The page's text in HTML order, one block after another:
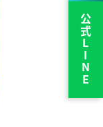
公式LINE